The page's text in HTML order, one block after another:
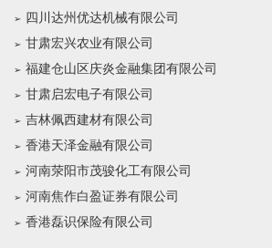
四川达州优达机械有限公司
甘肃宏兴农业有限公司
福建仓山区庆炎金融集团有限公司
甘肃启宏电子有限公司
吉林佩西建材有限公司
香港天泽金融有限公司
河南荥阳市茂骏化工有限公司
河南焦作白盈证券有限公司
香港磊识保险有限公司